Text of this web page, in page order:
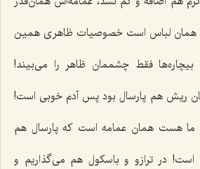
همان لباس است خصوصیات ظاهرى همین
فقط چشممان ظاهر را مى‌بیند!
ریش هم پارسال بود پس آدم خوبى است!
ما هست همان عمامه است که پارسال هم
در ترازو و باسکول هم مى‌گذاریم و